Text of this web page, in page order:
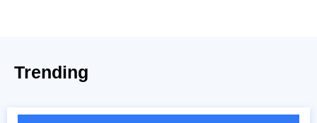
Trending